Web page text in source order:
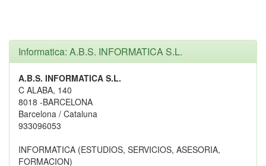
Informatica: A.B.S. INFORMATICA S.L.
A.B.S. INFORMATICA S.L.
C ALABA, 140
8018 -BARCELONA
Barcelona / Cataluna
933096053
INFORMATICA (ESTUDIOS, SERVICIOS, ASESORIA,
FORMACION)